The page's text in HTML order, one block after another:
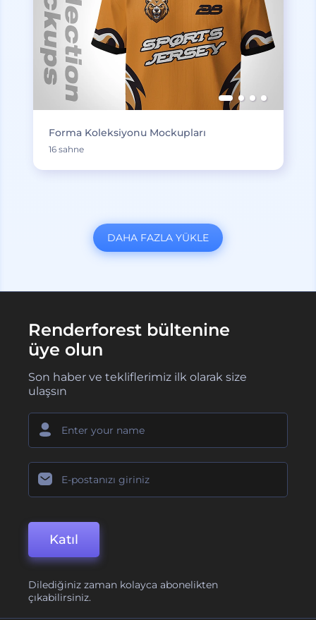
Forma Koleksiyonu Mockupları
16 sahne
DAHA FAZLA YÜKLE
Renderforest bültenine
üye olun
Son haber ve tekliflerimiz ilk olarak size
ulaşsın
Katıl
Dilediğiniz zaman kolayca abonelikten
çıkabilirsiniz.